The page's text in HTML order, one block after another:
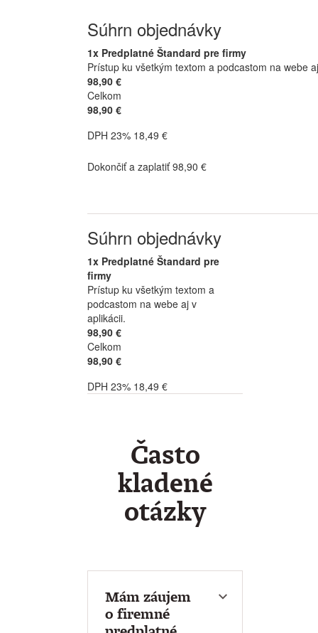
Súhrn objednávky
1x Predplatné Štandard pre firmy
Prístup ku všetkým textom a podcastom na webe
98,90 €
Celkom
98,90 €
DPH 23% 18,49 €
Dokončiť a zaplatiť 98,90 €
Súhrn objednávky
1x Predplatné Štandard pre
firmy
Prístup ku všetkým textom a
podcastom na webe aj v
aplikácii.
98,90 €
Celkom
98,90 €
DPH 23% 18,49 €
Často
kladené
otázky
Mám záujem
o firemné